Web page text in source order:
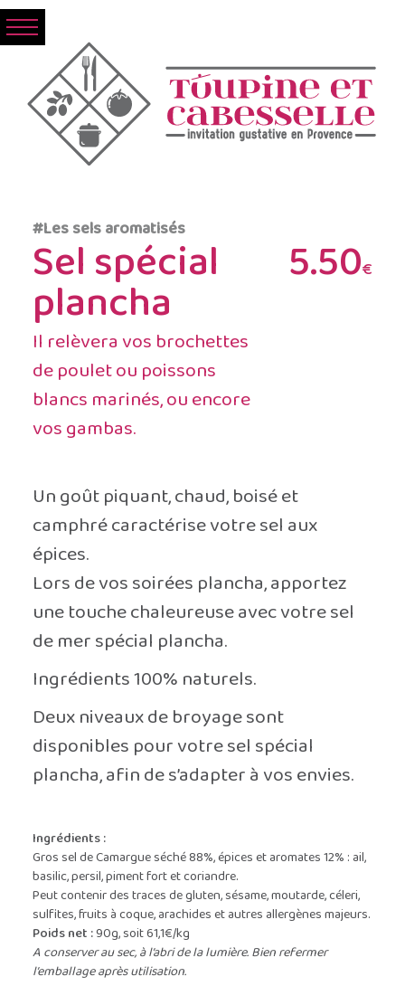
#Les sels aromatisés
Sel spécial
plancha
Il relèvera vos brochettes
de poulet ou poissons
blancs marinés, ou encore
vos gambas.
5.50€
Un goût piquant, chaud, boisé et
camphré caractérise votre sel aux
épices.
Lors de vos soirées plancha, apportez
une touche chaleureuse avec votre sel
de mer spécial plancha.
Ingrédients 100% naturels.
Deux niveaux de broyage sont
disponibles pour votre sel spécial
plancha, afin de s’adapter à vos envies.
Ingrédients :
Gros sel de Camargue séché 88%, épices et aromates 12% : ail,
basilic, persil, piment fort et coriandre.
Peut contenir des traces de gluten, sésame, moutarde, céleri,
sulfites, fruits à coque, arachides et autres allergènes majeurs.
Poids net :90g, soit 61,1€/kg
A conserver au sec, à l’abri de la lumière. Bien refermer
l’emballage après utilisation.